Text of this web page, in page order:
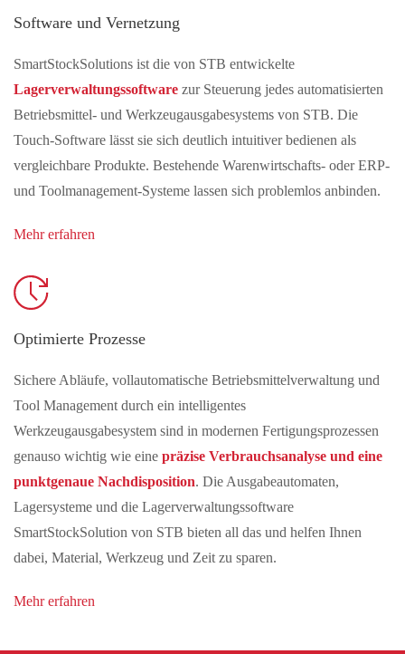
Software und Vernetzung
SmartStockSolutions ist die von STB entwickelte
Lagerverwaltungssoftware zur Steuerung jedes automatisierten
Betriebsmittel- und Werkzeugausgabesystems von STB. Die
Touch-Software lässt sie sich deutlich intuitiver bedienen als
vergleichbare Produkte. Bestehende Warenwirtschafts- oder ERP-
und Toolmanagement-Systeme lassen sich problemlos anbinden.
Mehr erfahren
Optimierte Prozesse
Sichere Abläufe, vollautomatische Betriebsmittelverwaltung und
Tool Management durch ein intelligentes
Werkzeugausgabesystem sind in modernen Fertigungsprozessen
genauso wichtig wie eine präzise Verbrauchsanalyse und eine
punktgenaue Nachdisposition. Die Ausgabeautomaten,
Lagersysteme und die Lagerverwaltungssoftware
SmartStockSolution von STB bieten all das und helfen Ihnen
dabei, Material, Werkzeug und Zeit zu sparen.
Mehr erfahren